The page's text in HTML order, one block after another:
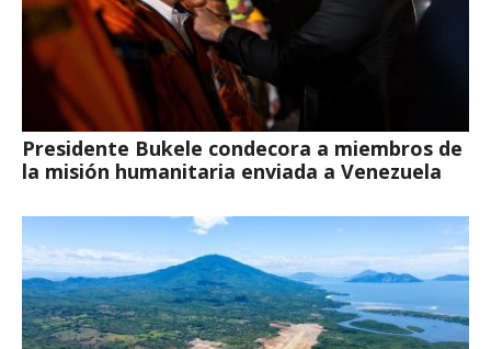
Presidente Bukele condecora a miembros de
la misión humanitaria enviada a Venezuela